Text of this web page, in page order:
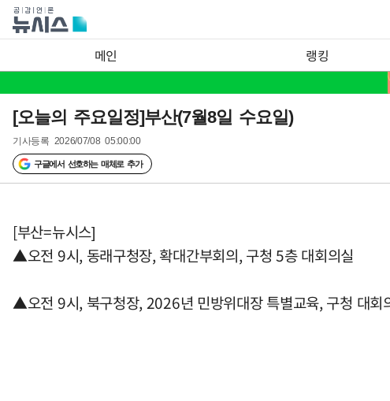
메인 랭킹
[오늘의 주요일정]부산(7월8일 수요일)
기사등록 2026/07/08 05:00:00
구글에서 선호하는 매체로 추가
[부산=뉴시스]
▲오전 9시, 동래구청장, 확대간부회의, 구청 5층 대회의실
▲오전 9시, 북구청장, 2026년 민방위대장 특별교육, 구청 대회